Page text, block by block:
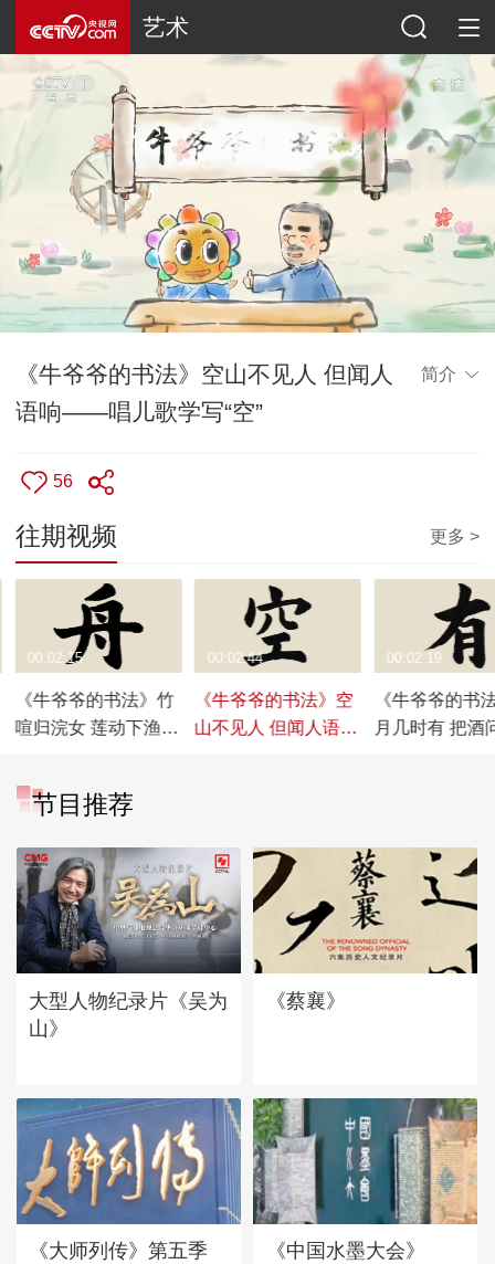
艺术
《牛爷爷的书法》空山不见人 但闻人
语响——唱儿歌学写“空”
简介
56
往期视频 更多 >
《牛爷爷的书法》竹
喧归浣女 莲动下渔舟
00:02:15
《牛爷爷的书法》空
山不见人 但闻人语响
00:02:44
《牛爷爷的书
月几时有 把酒
00:02:19
节目推荐
大型人物纪录片《吴为
山》
《蔡襄》
《大师列传》第五季 《中国水墨大会》